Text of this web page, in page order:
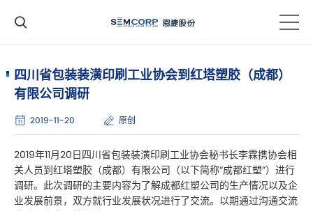
四川省包装装潢印刷工业协会到红塔塑胶（成都）
有限公司调研
2019-11-20 原创
2019年11月20日四川省包装装潢印刷工业协会秘书长李霖携协会相
关人员到红塔塑胶（成都）有限公司（以下简称“成都红塑”）进行
调研。此次调研的主要内容为了解成都红塑公司的生产情况以及企
业发展前景，双方就行业发展状况进行了交流。以期通过沟通交流